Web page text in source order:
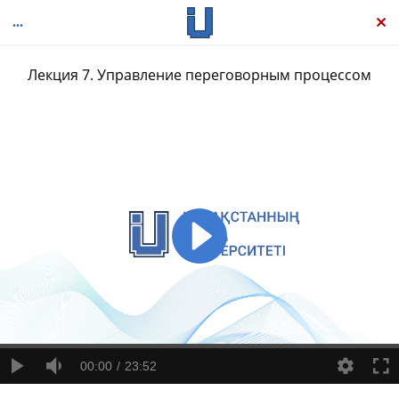
Лекция 7. Управление переговорным процессом
00:00 23:52